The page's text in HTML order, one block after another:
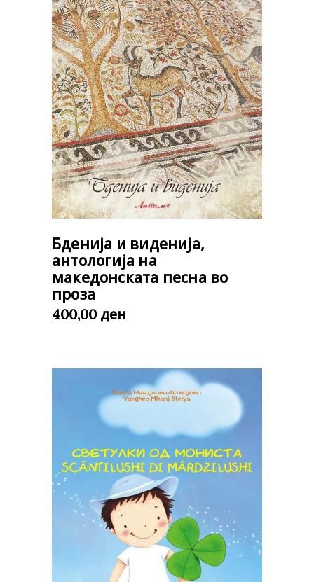
Бденија и виденија,
антологија на
македонската песна во
проза
400,00 ден